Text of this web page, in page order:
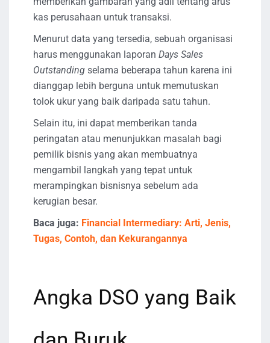
kas perusahaan untuk transaksi.
Menurut data yang tersedia, sebuah organisasi
harus menggunakan laporan Days Sales
Outstanding selama beberapa tahun karena ini
dianggap lebih berguna untuk memutuskan
tolok ukur yang baik daripada satu tahun.
Selain itu, ini dapat memberikan tanda
peringatan atau menunjukkan masalah bagi
pemilik bisnis yang akan membuatnya
mengambil langkah yang tepat untuk
merampingkan bisnisnya sebelum ada
kerugian besar.
Baca juga: Financial Intermediary: Arti, Jenis,
Tugas, Contoh, dan Kekurangannya
Angka DSO yang Baik